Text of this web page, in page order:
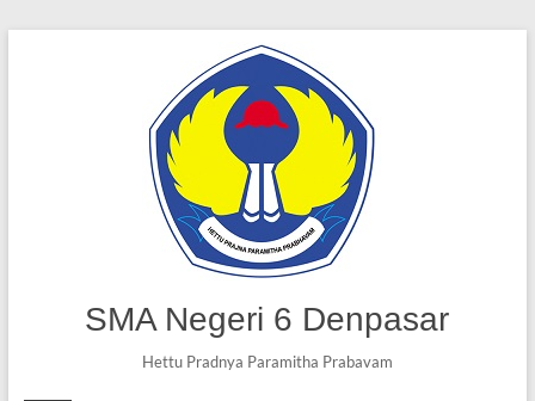
SMA Negeri 6 Denpasar
Hettu Pradnya Paramitha Prabavam